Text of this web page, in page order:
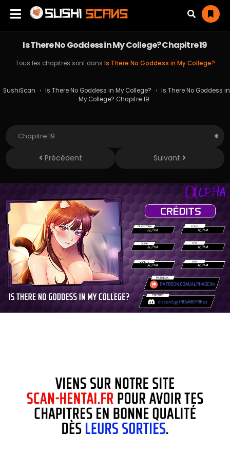
Is There No Goddess in My College? Chapitre 19
Tous les chapitres sont dans Is There No Goddess in My College?
SushiScan › Is There No Goddess in My College? › Is There No Goddess in
My College? Chapitre 19
Précédent Suivant